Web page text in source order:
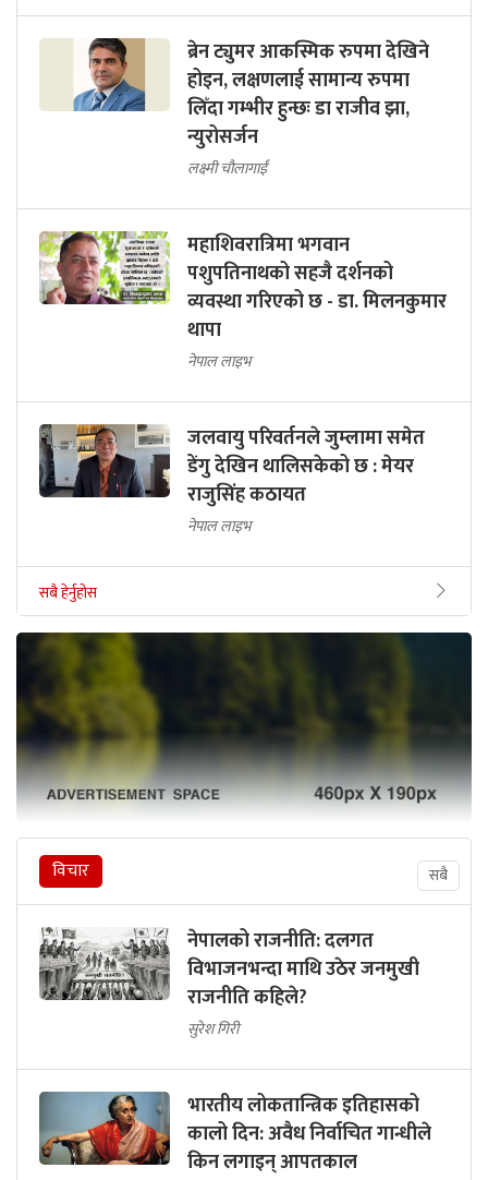
ब्रेन ट्युमर आकस्मिक रुपमा देखिने
होइन, लक्षणलाई सामान्य रुपमा
लिँदा गम्भीर हुन्छः डा राजीव झा,
न्युरोसर्जन
लक्ष्मी चौलागाईं
महाशिवरात्रिमा भगवान
पशुपतिनाथको सहजै दर्शनको
व्यवस्था गरिएको छ - डा. मिलनकुमार
थापा
नेपाल लाइभ
जलवायु परिवर्तनले जुम्लामा समेत
डेंगु देखिन थालिसकेको छ : मेयर
राजुसिंह कठायत
नेपाल लाइभ
सबै हेर्नुहोस
विचार सबै
नेपालको राजनीति: दलगत
विभाजनभन्दा माथि उठेर जनमुखी
राजनीति कहिले?
सुरेश गिरी
भारतीय लोकतान्त्रिक इतिहासको
कालो दिन: अवैध निर्वाचित गान्धीले
किन लगाइन् आपतकाल